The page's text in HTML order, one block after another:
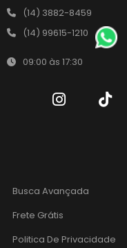
(14) 3882-8459
(14) 99615-1210
09:00 às 17:30
Busca Avançada
Frete Grátis
Politica De Privacidade